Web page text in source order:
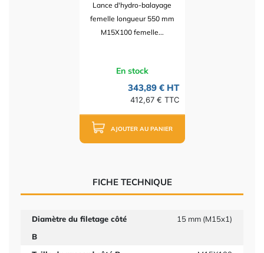
Lance d'hydro-balayage
femelle longueur 550 mm
M15X100 femelle...
En stock
343,89 € HT
412,67 € TTC
AJOUTER AU PANIER
FICHE TECHNIQUE
Diamètre du filetage côté
B
15 mm (M15x1)